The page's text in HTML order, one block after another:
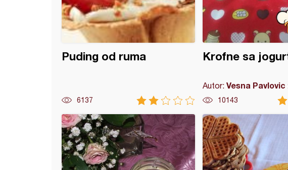
Puding od ruma
6137
Krofne sa
Autor: Vesna Pavlovic
10143
torta sa crnom i belom čokoladom